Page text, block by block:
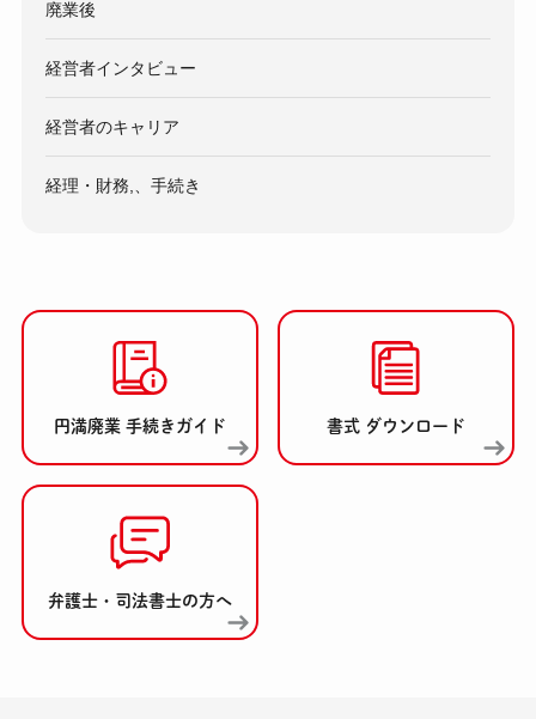
廃業後
経営者インタビュー
経営者のキャリア
経理・財務,、手続き
円満廃業 手続きガイド 書式 ダウンロード
弁護士・司法書士の方へ